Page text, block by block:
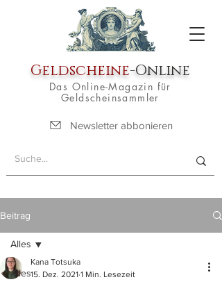
Geldscheine-Online
Das Online-Magazin für
Geldscheinsammler
Newsletter abbonieren
Beitrag
Alles
Alles
Kana Totsuka
15. Dez. 2021 1 Min. Lesezeit